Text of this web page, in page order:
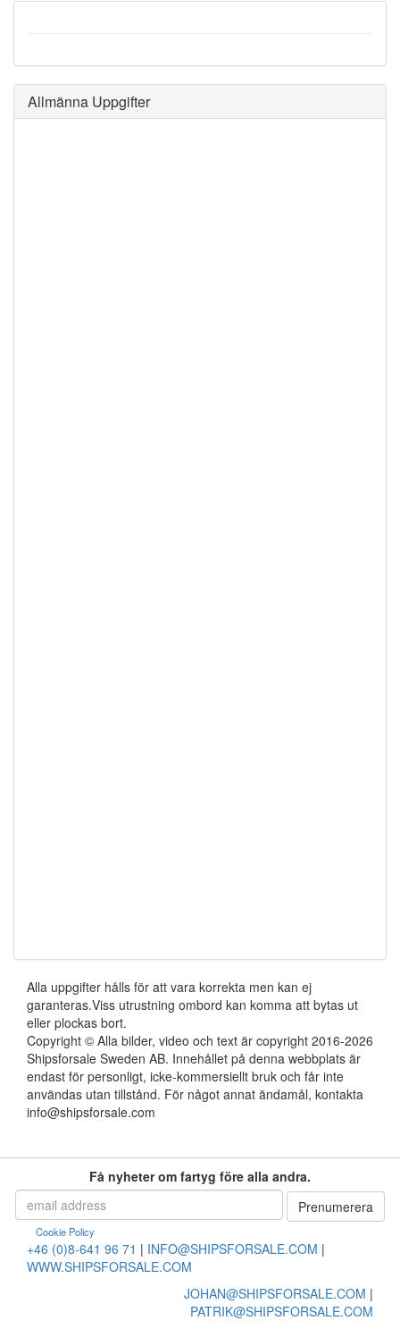
Allmänna Uppgifter
Alla uppgifter hålls för att vara korrekta men kan ej
garanteras.Viss utrustning ombord kan komma att bytas ut
eller plockas bort.
Copyright © Alla bilder, video och text är copyright 2016-2026
Shipsforsale Sweden AB. Innehållet på denna webbplats är
endast för personligt, icke-kommersiellt bruk och får inte
användas utan tillstånd. För något annat ändamål, kontakta
info@shipsforsale.com
Få nyheter om fartyg före alla andra.
Cookie Policy
+46 (0)8-641 96 71 | INFO@SHIPSFORSALE.COM |
WWW.SHIPSFORSALE.COM
JOHAN@SHIPSFORSALE.COM |
PATRIK@SHIPSFORSALE.COM